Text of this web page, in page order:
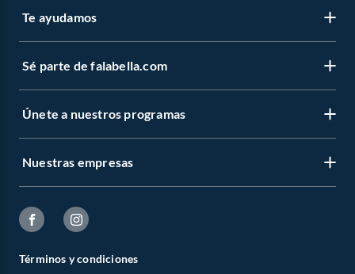
Te ayudamos
Sé parte de falabella.com
Únete a nuestros programas
Nuestras empresas
Términos y condiciones